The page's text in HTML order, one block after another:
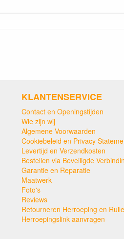
KLANTENSERVICE
Contact en Openingstijden
Wie zijn wij
Algemene Voorwaarden
Cookiebeleid en Privacy
Levertijd en Verzendkosten
Bestellen via Beveiligde
Garantie en Reparatie
Maatwerk
Foto's
Reviews
Retourneren Herroeping en
Herroepingslink aanvragen